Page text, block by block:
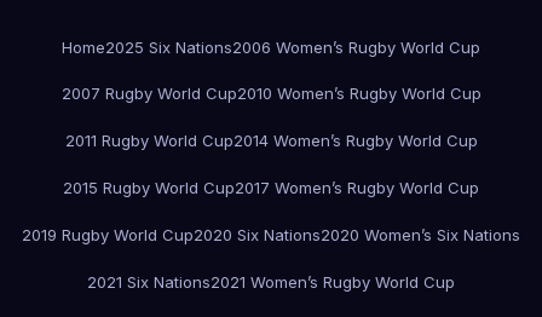
Home2025 Six Nations2006 Women’s Rugby World Cup
2007 Rugby World Cup2010 Women’s Rugby World Cup
2011 Rugby World Cup2014 Women’s Rugby World Cup
2015 Rugby World Cup2017 Women’s Rugby World Cup
2019 Rugby World Cup2020 Six Nations2020 Women’s Six Nations
2021 Six Nations2021 Women’s Rugby World Cup